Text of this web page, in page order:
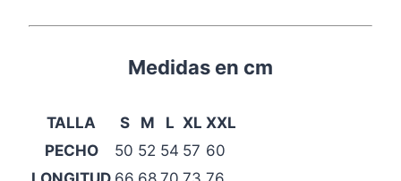
Medidas en cm
TALLA S M L XL XXL
PECHO
50 52 54 57 60